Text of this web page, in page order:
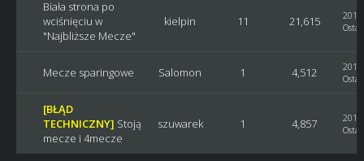
Biała strona po
wciśnięciu w
"Najbliższe Mecze"
kielpin 11 21,615
Mecze sparingowe Salomon 1 4,512
[BŁĄD
TECHNICZNY] Stoją
mecze i 4mecze
szuwarek 1 4,857